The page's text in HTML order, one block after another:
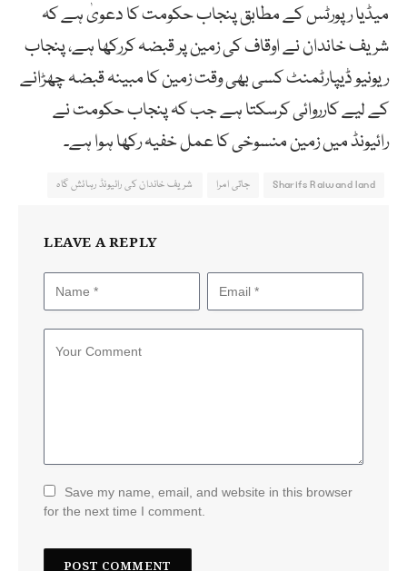
میڈیا رپورٹس کے مطابق پنجاب حکومت کا دعویٰ ہے کہ
شریف خاندان نے اوقاف کی زمین پر قبضہ کررکھا ہے، پنجاب
ریونیو ڈیپارٹمنٹ کسی بھی وقت زمین کا مبینہ قبضہ چھڑانے
کے لیے کارروائی کرسکتا ہے جب کہ پنجاب حکومت نے
رائیونڈ میں زمین منسوخی کا عمل خفیہ رکھا ہوا ہے۔
Sharifs Raiwand land جاتی امرا شریف خاندان کی رائیونڈ رہائش گاہ
LEAVE A REPLY
Save my name, email, and website in this browser
for the next time I comment.